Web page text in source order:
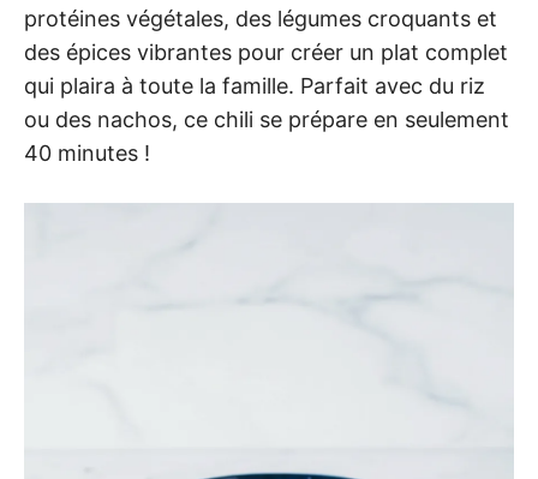
protéines végétales, des légumes croquants et
des épices vibrantes pour créer un plat complet
qui plaira à toute la famille. Parfait avec du riz
ou des nachos, ce chili se prépare en seulement
40 minutes !